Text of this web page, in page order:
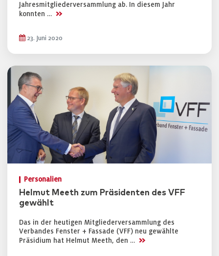
Jahresmitgliederversammlung ab. In diesem Jahr
konnten … >>
23. Juni 2020
Personalien
Helmut Meeth zum Präsidenten des VFF
gewählt
Das in der heutigen Mitgliederversammlung des
Verbandes Fenster + Fassade (VFF) neu gewählte
Präsidium hat Helmut Meeth, den … >>